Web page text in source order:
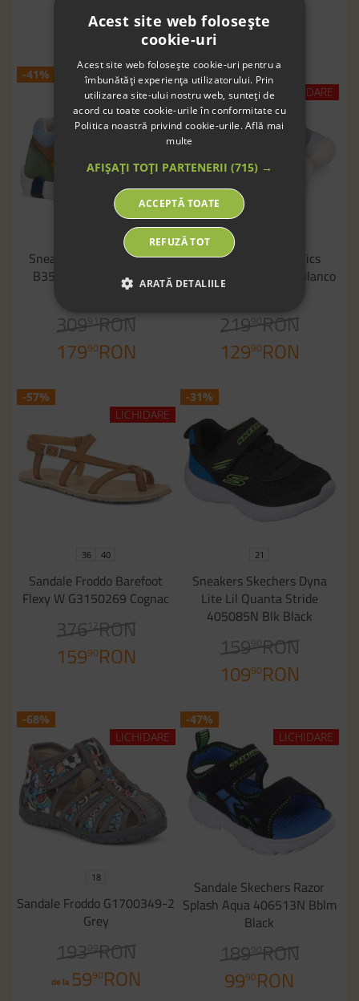
17990RON
-41%
Sneakers Geox B Iupidoo
B3555D 02214 C5G2Q
Caramel Ochre
30991RON
17990RON
-40%
LICHIDARE
Sneakers Biomecanics
262182-B316 Pique Blanco
21990RON
12990RON
-57%
LICHIDARE
36 40
Sandale Froddo Barefoot
Flexy W G3150269 Cognac
376 12
RON
15990RON
-31%
21
Sneakers Skechers Dyna
Lite Lil Quanta Stride
405085N Blk Black
159 90RON
10990RON
-68%
LICHIDARE
18
Sandale Froddo G1700349-2
Grey
193 09
RON
de la 5990RON
-47%
LICHIDARE
Sandale Skechers Razor
Splash Aqua 406513N Bblm
Black
189 90RON
9990RON
Acest site web folosește
cookie-uri
Acest site web folosește cookie-uri pentru a
îmbunătăți experiența utilizatorului. Prin
utilizarea site-ului nostru web, sunteți de
acord cu toate cookie-urile în conformitate cu
Politica noastră privind cookie-urile.Află mai
multe
AFIȘAȚI TOȚI PARTENERII (715) →
ACCEPTĂ TOATE
REFUZĂ TOT
ARATĂ DETALIILE